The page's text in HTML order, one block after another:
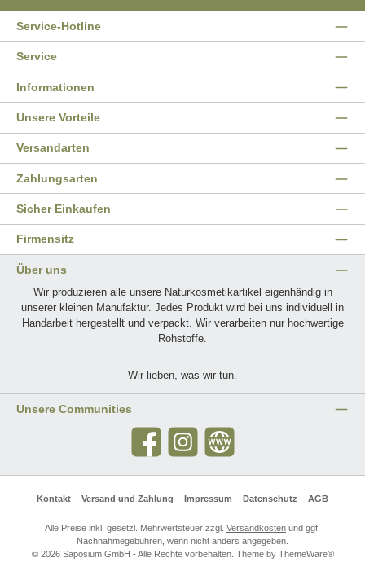
Service-Hotline
Service
Informationen
Unsere Vorteile
Versandarten
Sicher Einkaufen
Zahlungsarten
Firmensitz
Über uns
Wir produzieren alle unsere Naturkosmetikartikel eigenhändig in
unserer kleinen Manufaktur. Jedes Produkt wird bei uns individuell in
Handarbeit hergestellt und verpackt. Wir verarbeiten nur hochwertige
Rohstoffe.
Wir lieben, was wir tun.
Unsere Communities
Facebook InstagramWebsite
Kontakt Versand und Zahlung Impressum Datenschutz AGB
Alle Preise inkl. gesetzl. Mehrwertsteuer zzgl. Versandkosten und ggf.
Nachnahmegebühren, wenn nicht anders angegeben.
© 2026 Saposium GmbH - Alle Rechte vorbehalten. Theme by ThemeWare®